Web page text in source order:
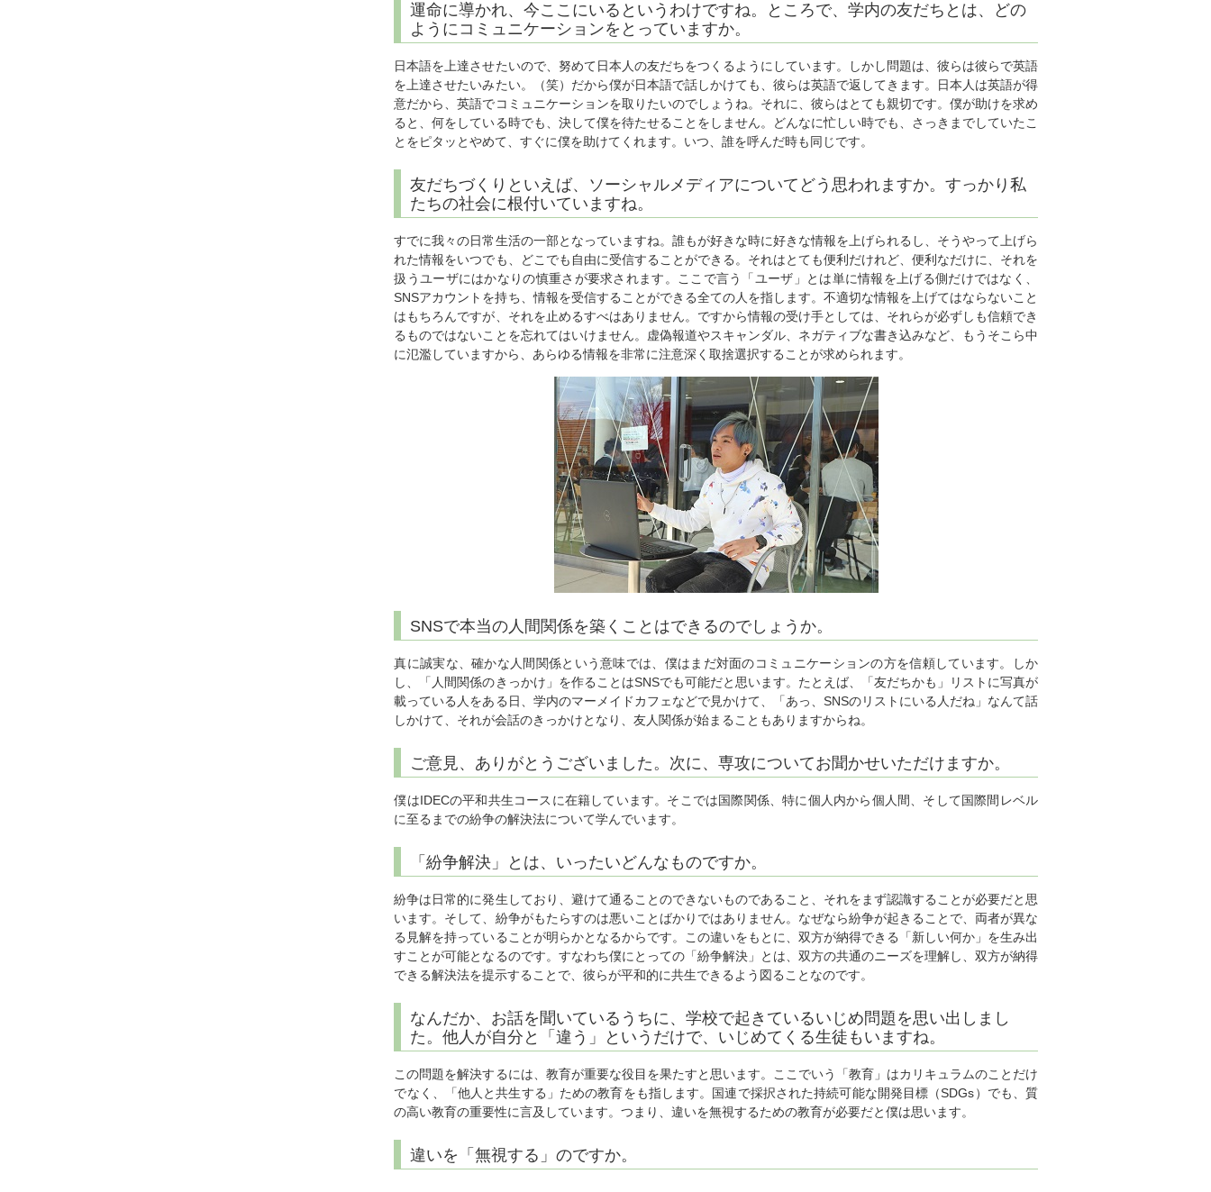
運命に導かれ、今ここにいるというわけですね。ところで、学内の友だちとは、どの
ようにコミュニケーションをとっていますか。
日本語を上達させたいので、努めて日本人の友だちをつくるようにしています。しかし問題は、彼らは彼らで英語
を上達させたいみたい。（笑）だから僕が日本語で話しかけても、彼らは英語で返してきます。日本人は英語が得
意だから、英語でコミュニケーションを取りたいのでしょうね。それに、彼らはとても親切です。僕が助けを求め
ると、何をしている時でも、決して僕を待たせることをしません。どんなに忙しい時でも、さっきまでしていたこ
とをピタッとやめて、すぐに僕を助けてくれます。いつ、誰を呼んだ時も同じです。
友だちづくりといえば、ソーシャルメディアについてどう思われますか。すっかり私
たちの社会に根付いていますね。
すでに我々の日常生活の一部となっていますね。誰もが好きな時に好きな情報を上げられるし、そうやって上げら
れた情報をいつでも、どこでも自由に受信することができる。それはとても便利だけれど、便利なだけに、それを
扱うユーザにはかなりの慎重さが要求されます。ここで言う「ユーザ」とは単に情報を上げる側だけではなく、
SNSアカウントを持ち、情報を受信することができる全ての人を指します。不適切な情報を上げてはならないこと
はもちろんですが、それを止めるすべはありません。ですから情報の受け手としては、それらが必ずしも信頼でき
るものではないことを忘れてはいけません。虚偽報道やスキャンダル、ネガティブな書き込みなど、もうそこら中
に氾濫していますから、あらゆる情報を非常に注意深く取捨選択することが求められます。
SNSで本当の人間関係を築くことはできるのでしょうか。
真に誠実な、確かな人間関係という意味では、僕はまだ対面のコミュニケーションの方を信頼しています。しか
し、「人間関係のきっかけ」を作ることはSNSでも可能だと思います。たとえば、「友だちかも」リストに写真が
載っている人をある日、学内のマーメイドカフェなどで見かけて、「あっ、SNSのリストにいる人だね」なんて話
しかけて、それが会話のきっかけとなり、友人関係が始まることもありますからね。
ご意見、ありがとうございました。次に、専攻についてお聞かせいただけますか。
僕はIDECの平和共生コースに在籍しています。そこでは国際関係、特に個人内から個人間、そして国際間レベル
に至るまでの紛争の解決法について学んでいます。
「紛争解決」とは、いったいどんなものですか。
紛争は日常的に発生しており、避けて通ることのできないものであること、それをまず認識することが必要だと思
います。そして、紛争がもたらすのは悪いことばかりではありません。なぜなら紛争が起きることで、両者が異な
る見解を持っていることが明らかとなるからです。この違いをもとに、双方が納得できる「新しい何か」を生み出
すことが可能となるのです。すなわち僕にとっての「紛争解決」とは、双方の共通のニーズを理解し、双方が納得
できる解決法を提示することで、彼らが平和的に共生できるよう図ることなのです。
なんだか、お話を聞いているうちに、学校で起きているいじめ問題を思い出しまし
た。他人が自分と「違う」というだけで、いじめてくる生徒もいますね。
この問題を解決するには、教育が重要な役目を果たすと思います。ここでいう「教育」はカリキュラムのことだけ
でなく、「他人と共生する」ための教育をも指します。国連で採択された持続可能な開発目標（SDGs）でも、質
の高い教育の重要性に言及しています。つまり、違いを無視するための教育が必要だと僕は思います。
違いを「無視する」のですか。